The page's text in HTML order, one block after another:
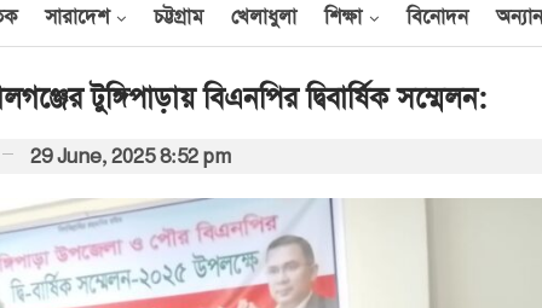
সারাদেশ চট্টগ্রাম খেলাধুলা শিক্ষা বিনোদন
টুঙ্গিপাড়ায় বিএনপির দ্বিবার্ষিক সম্মেলন:
29 June, 2025 8:52 pm
আন্তর্জাতিক
এক দিনে ৪০ হিজবুল্লাহ
যোদ্ধাকে হত্যার দাবি
ইসরায়েলের